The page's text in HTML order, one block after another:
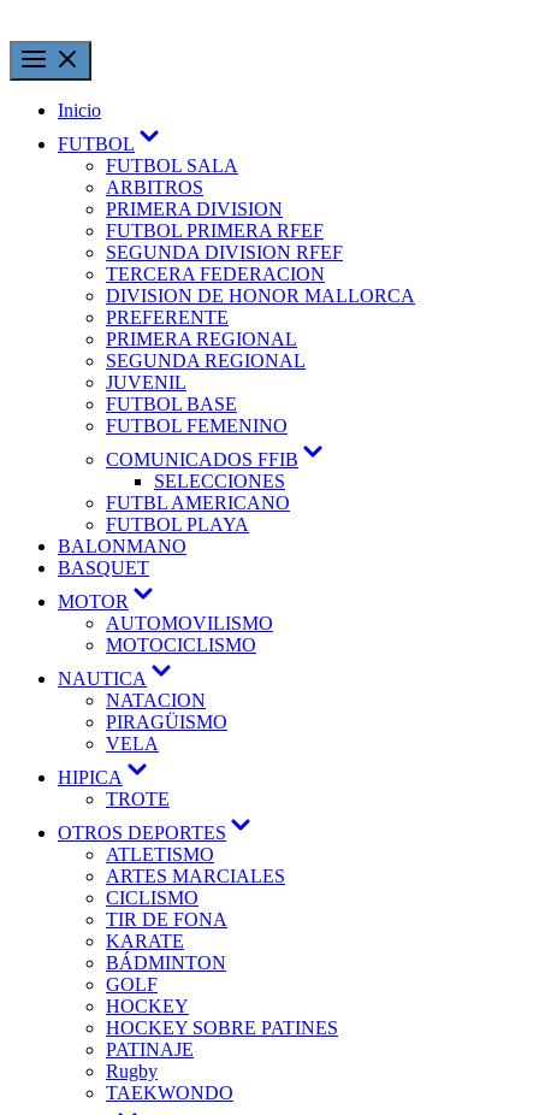
Inicio
FUTBOL
FUTBOL SALA
ARBITROS
PRIMERA DIVISION
FUTBOL PRIMERA RFEF
SEGUNDA DIVISION RFEF
TERCERA FEDERACION
DIVISION DE HONOR MALLORCA
PREFERENTE
PRIMERA REGIONAL
SEGUNDA REGIONAL
JUVENIL
FUTBOL BASE
FUTBOL FEMENINO
COMUNICADOS FFIB
SELECCIONES
FUTBL AMERICANO
FUTBOL PLAYA
BALONMANO
BASQUET
MOTOR
AUTOMOVILISMO
MOTOCICLISMO
NAUTICA
NATACION
PIRAGÜISMO
VELA
HIPICA
TROTE
OTROS DEPORTES
ATLETISMO
ARTES MARCIALES
CICLISMO
TIR DE FONA
KARATE
BÁDMINTON
GOLF
HOCKEY
HOCKEY SOBRE PATINES
PATINAJE
Rugby
TAEKWONDO